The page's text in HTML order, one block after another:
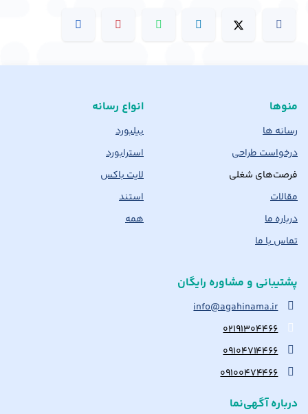
منوها
رسانه ها
درخواست طراحی
فرصت‌های شغلی
مقالات
درباره ما
تماس با ما
انواع رسانه
بیلبورد
استرابورد
لایت باکس
استند
همه
پشتیبانی و مشاوره رایگان
info@agahinama.ir
۰۲۱۹۱۳۰۴۴۶۶
۰۹۱۰۴۷۱۴۴۶۶
۰۹۱۰۰۴۷۴۴۶۶
درباره آگهی‌نما